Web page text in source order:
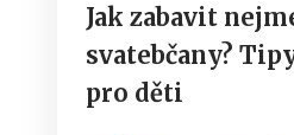
Jak zabavit
svatebčany?
pro děti